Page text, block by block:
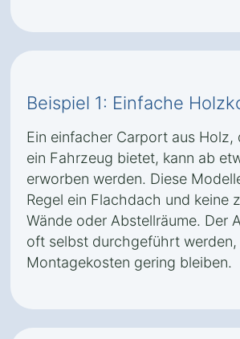
Beispiel 1: Einfache
Ein einfacher Carport aus Holz,
ein Fahrzeug bietet, kann ab
erworben werden. Diese
Regel ein Flachdach und keine
Wände oder Abstellräume. Der
oft selbst durchgeführt
Montagekosten gering bleiben.